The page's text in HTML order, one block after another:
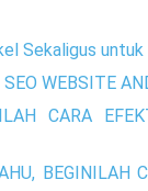
Sekaligus untuk
WEBSITE
CARA
BEGINILAH